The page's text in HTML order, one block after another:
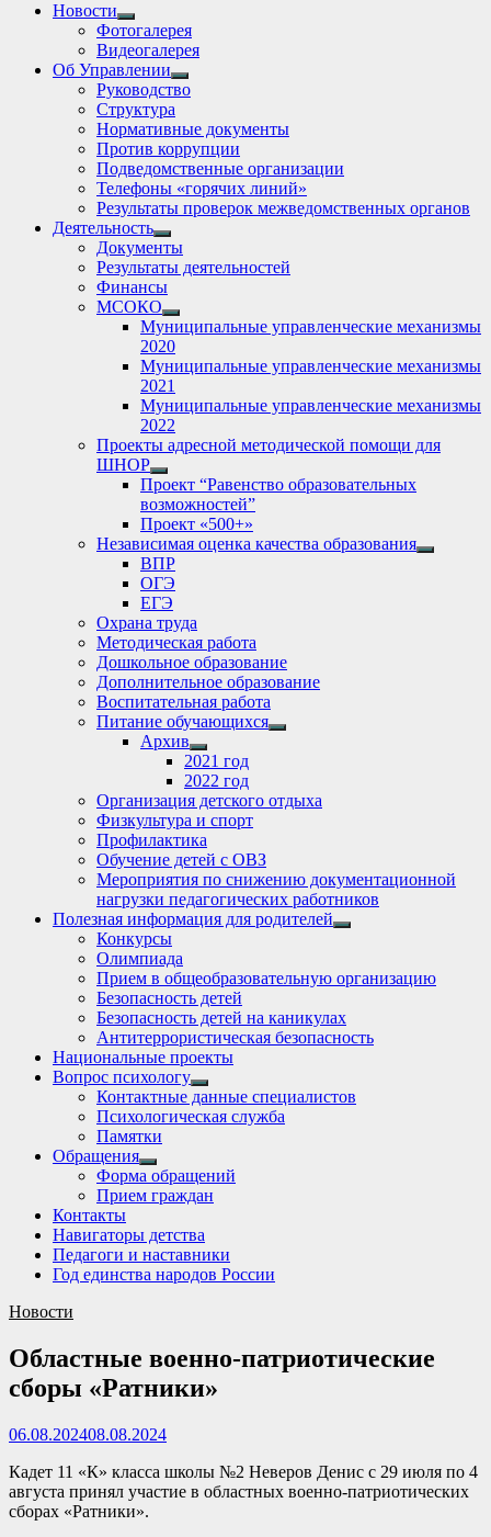
Новости
Show
sub
menu
Фотогалерея
Видеогалерея
Об Управлении
Show
sub
Руководство
Структура
Нормативные документы
Против коррупции
Подведомственные организации
Телефоны «горячих линий»
Результаты проверок межведомственных органов
Деятельность
Show
sub
menu
Документы
Результаты деятельностей
Финансы
МСОКО
Show
sub
menu
Муниципальные управленческие механизмы
2020
Муниципальные управленческие механизмы
2021
Муниципальные управленческие механизмы
2022
Проекты адресной методической помощи для
ШНОР
Show
sub
menu
Проект “Равенство образовательных
возможностей”
Проект «500+»
Независимая оценка качества образования
Show
ВПР
ОГЭ
ЕГЭ
Охрана труда
Методическая работа
Дошкольное образование
Дополнительное образование
Воспитательная работа
Питание обучающихся
Show
Архив
Show
sub
menu
2021 год
2022 год
Организация детского отдыха
Физкультура и спорт
Профилактика
Обучение детей с ОВЗ
Мероприятия по снижению документационной
нагрузки педагогических работников
Полезная информация для родителей
Show
Конкурсы
Олимпиада
Прием в общеобразовательную организацию
Безопасность детей
Безопасность детей на каникулах
Антитеррористическая безопасность
Национальные проекты
Вопрос психологу
Show
sub
menu
Контактные данные специалистов
Психологическая служба
Памятки
Обращения
Show
sub
menu
Форма обращений
Прием граждан
Контакты
Навигаторы детства
Педагоги и наставники
Год единства народов России
Новости
Областные военно-патриотические
сборы «Ратники»
06.08.202408.08.2024
Кадет 11 «К» класса школы №2 Неверов Денис с 29 июля по 4
августа принял участие в областных военно-патриотических
сборах «Ратники».